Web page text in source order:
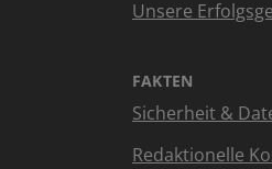
Unsere
FAKTEN
Sicherheit &
Redaktionelle